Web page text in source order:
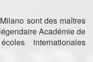
sont des maîtres
Académie de
internationales